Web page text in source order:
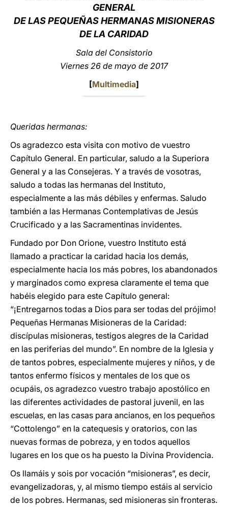
GENERAL
DE LAS PEQUEÑAS HERMANAS MISIONERAS
DE LA CARIDAD
Sala del Consistorio
Viernes 26 de mayo de 2017
[Multimedia]
Queridas hermanas:
Os agradezco esta visita con motivo de vuestro
Capítulo General. En particular, saludo a la Superiora
General y a las Consejeras. Y a través de vosotras,
saludo a todas las hermanas del Instituto,
especialmente a las más débiles y enfermas. Saludo
también a las Hermanas Contemplativas de Jesús
Crucificado y a las Sacramentinas invidentes.
Fundado por Don Orione, vuestro Instituto está
llamado a practicar la caridad hacia los demás,
especialmente hacia los más pobres, los abandonados
y marginados como expresa claramente el tema que
habéis elegido para este Capítulo general:
“¡Entregarnos todas a Dios para ser todas del prójimo!
Pequeñas Hermanas Misioneras de la Caridad:
discípulas misioneras, testigos alegres de la Caridad
en las periferias del mundo”. En nombre de la Iglesia y
de tantos pobres, especialmente mujeres y niños, y de
tantos enfermo físicos y mentales de los que os
ocupáis, os agradezco vuestro trabajo apostólico en
las diferentes actividades de pastoral juvenil, en las
escuelas, en las casas para ancianos, en los pequeños
“Cottolengo” en la catequesis y oratorios, con las
nuevas formas de pobreza, y en todos aquellos
lugares en los que os ha puesto la Divina Providencia.
Os llamáis y sois por vocación “misioneras”, es decir,
evangelizadoras, y, al mismo tiempo estáis al servicio
de los pobres. Hermanas, sed misioneras sin fronteras.